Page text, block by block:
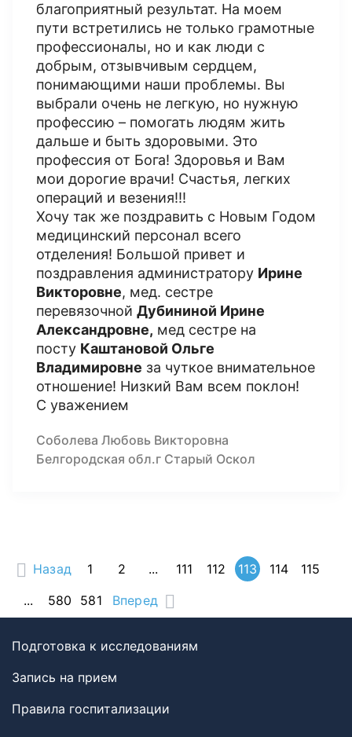
благоприятный результат. На моем
пути встретились не только грамотные
профессионалы, но и как люди с
добрым, отзывчивым сердцем,
понимающими наши проблемы. Вы
выбрали очень не легкую, но нужную
профессию – помогать людям жить
дальше и быть здоровыми. Это
профессия от Бога! Здоровья и Вам
мои дорогие врачи! Счастья, легких
операций и везения!!!
Хочу так же поздравить с Новым Годом
медицинский персонал всего
отделения! Большой привет и
поздравления администратору Ирине
Викторовне, мед. сестре
перевязочной Дубининой Ирине
Александровне, мед сестре на
посту Каштановой Ольге
Владимировне за чуткое внимательное
отношение! Низкий Вам всем поклон!
С уважением
Соболева Любовь Викторовна
Белгородская обл.г Старый Оскол
Назад 1 2 ... 111 112 113 114
115
...
580 581 Вперед
Подготовка к исследованиям
Запись на прием
Правила госпитализации